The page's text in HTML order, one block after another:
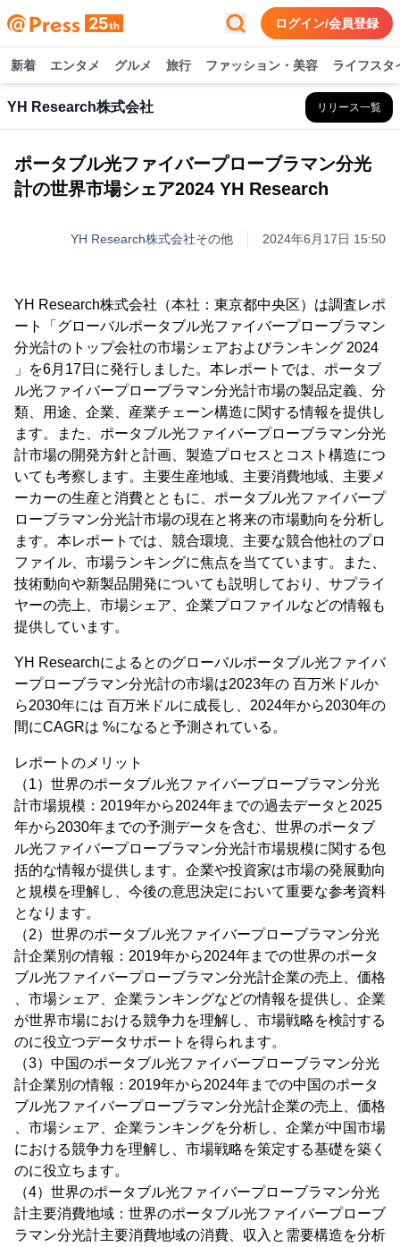
ログイン/会員登録
新着 エンタメ グルメ 旅行 ファッション・美容 ライフスタ
YH Research株式会社 リリース一覧
ポータブル光ファイバープローブラマン分光
計の世界市場シェア2024 YH Research
YH Research株式会社その他 2024年6月17日 15:50
YH Research株式会社（本社：東京都中央区）は調査レポ
ート「グローバルポータブル光ファイバープローブラマン
分光計のトップ会社の市場シェアおよびランキング 2024
」を6月17日に発行しました。本レポートでは、ポータブ
ル光ファイバープローブラマン分光計市場の製品定義、分
類、用途、企業、産業チェーン構造に関する情報を提供し
ます。また、ポータブル光ファイバープローブラマン分光
計市場の開発方針と計画、製造プロセスとコスト構造につ
いても考察します。主要生産地域、主要消費地域、主要メ
ーカーの生産と消費とともに、ポータブル光ファイバープ
ローブラマン分光計市場の現在と将来の市場動向を分析し
ます。本レポートでは、競合環境、主要な競合他社のプロ
ファイル、市場ランキングに焦点を当てています。また、
技術動向や新製品開発についても説明しており、サプライ
ヤーの売上、市場シェア、企業プロファイルなどの情報も
提供しています。
YH Researchによるとのグローバルポータブル光ファイバ
ープローブラマン分光計の市場は2023年の 百万米ドルか
ら2030年には 百万米ドルに成長し、2024年から2030年の
間にCAGRは %になると予測されている。
レポートのメリット
（1）世界のポータブル光ファイバープローブラマン分光
計市場規模：2019年から2024年までの過去データと2025
年から2030年までの予測データを含む、世界のポータブ
ル光ファイバープローブラマン分光計市場規模に関する包
括的な情報が提供します。企業や投資家は市場の発展動向
と規模を理解し、今後の意思決定において重要な参考資料
となります。
（2）世界のポータブル光ファイバープローブラマン分光
計企業別の情報：2019年から2024年までの世界のポータ
ブル光ファイバープローブラマン分光計企業の売上、価格
、市場シェア、企業ランキングなどの情報を提供し、企業
が世界市場における競争力を理解し、市場戦略を検討する
のに役立つデータサポートを得られます。
（3）中国のポータブル光ファイバープローブラマン分光
計企業別の情報：2019年から2024年までの中国のポータ
ブル光ファイバープローブラマン分光計企業の売上、価格
、市場シェア、企業ランキングを分析し、企業が中国市場
における競争力を理解し、市場戦略を策定する基礎を築く
のに役立ちます。
（4）世界のポータブル光ファイバープローブラマン分光
計主要消費地域：世界のポータブル光ファイバープローブ
ラマン分光計主要消費地域の消費、収入と需要構造を分析